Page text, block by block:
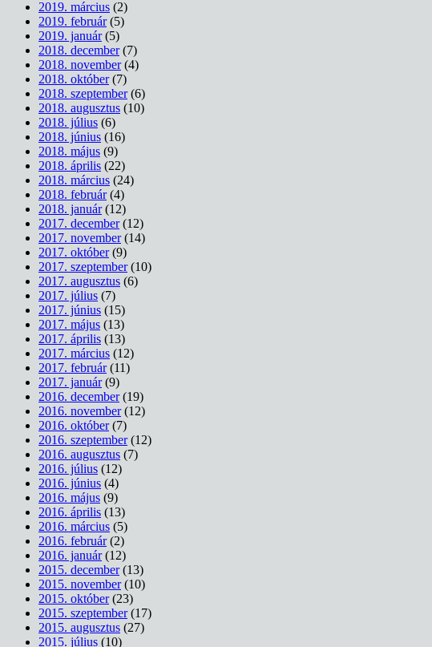
2019. március (2)
2019. február(5)
2019. január(5)
2018. december(7)
2018. november(4)
2018. október(7)
2018. szeptember(6)
2018. augusztus (10)
2018. július (6)
2018. június (16)
2018. május (9)
2018. április (22)
2018. március (24)
2018. február(4)
2018. január(12)
2017. december(12)
2017. november(14)
2017. október(9)
2017. szeptember(10)
2017. augusztus (6)
2017. július (7)
2017. június (15)
2017. május (13)
2017. április (13)
2017. március (12)
2017. február(11)
2017. január(9)
2016. december(19)
2016. november(12)
2016. október(7)
2016. szeptember(12)
2016. augusztus (7)
2016. július (12)
2016. június (4)
2016. május (9)
2016. április (13)
2016. március (5)
2016. február(2)
2016. január(12)
2015. december(13)
2015. november(10)
2015. október(23)
2015. szeptember(17)
2015. augusztus (27)
2015. július (10)